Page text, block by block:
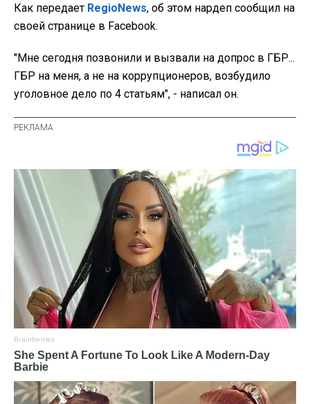
Как передает RegioNews, об этом нардеп сообщил на
своей странице в Facebook.
"Мне сегодня позвонили и вызвали на допрос в ГБР...
ГБР на меня, а не на коррупционеров, возбудило
уголовное дело по 4 статьям", - написал он.